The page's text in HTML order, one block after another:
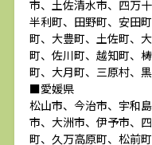
市、土佐清水市、四万
半利町、田野町、安田
町、大豊町、土佐町、
町、佐川町、越知町、
町、大月町、三原村、
■愛媛県
松山市、今治市、宇和
市、大洲市、伊予市、
町、久万高原町、松前